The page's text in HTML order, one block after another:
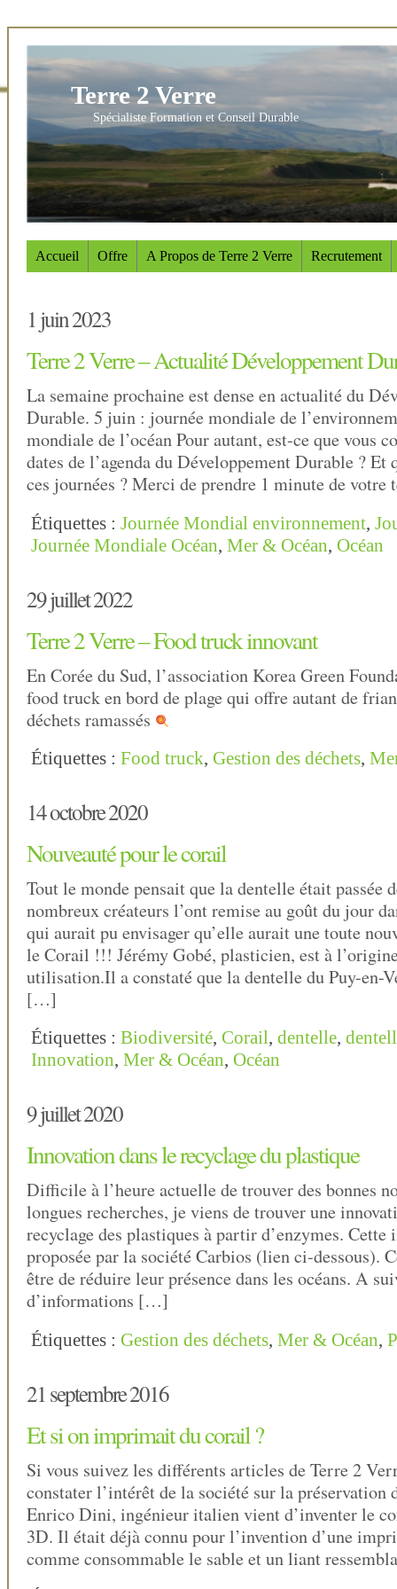
Terre 2 Verre
Spécialiste Formation et Conseil Durable
Accueil Offre A Propos de Terre 2 Verre Recrutement
1 juin 2023
Terre 2 Verre – Actualité Développement
La semaine prochaine est dense en actualité du
Durable. 5 juin : journée mondiale de
mondiale de l’océan Pour autant, est-ce que vous
dates de l’agenda du Développement Durable ? Et
ces journées ? Merci de prendre 1 minute de
Étiquettes : Journée Mondial environnement,
Journée Mondiale Océan, Mer & Océan, Océan
29 juillet 2022
Terre 2 Verre – Food truck innovant
En Corée du Sud, l’association Korea Green
food truck en bord de plage qui offre autant de
déchets ramassés
Étiquettes : Food truck, Gestion des déchets,
14 octobre 2020
Nouveauté pour le corail
Tout le monde pensait que la dentelle était passée
nombreux créateurs l’ont remise au goût du jour
qui aurait pu envisager qu’elle aurait une toute
le Corail !!! Jérémy Gobé, plasticien, est à
utilisation.Il a constaté que la dentelle du Puy-en-
[…]
Étiquettes : Biodiversité, Corail, dentelle,
Innovation, Mer & Océan, Océan
9 juillet 2020
Innovation dans le recyclage du plastique
Difficile à l’heure actuelle de trouver des bonnes
longues recherches, je viens de trouver une
recyclage des plastiques à partir d’enzymes. Cette
proposée par la société Carbios (lien ci-dessous).
être de réduire leur présence dans les océans. A
d’informations […]
Étiquettes : Gestion des déchets, Mer & Océan,
21 septembre 2016
Et si on imprimait du corail ?
Si vous suivez les différents articles de Terre 2
constater l’intérêt de la société sur la préservation
Enrico Dini, ingénieur italien vient d’inventer le
3D. Il était déjà connu pour l’invention d’une
comme consommable le sable et un liant